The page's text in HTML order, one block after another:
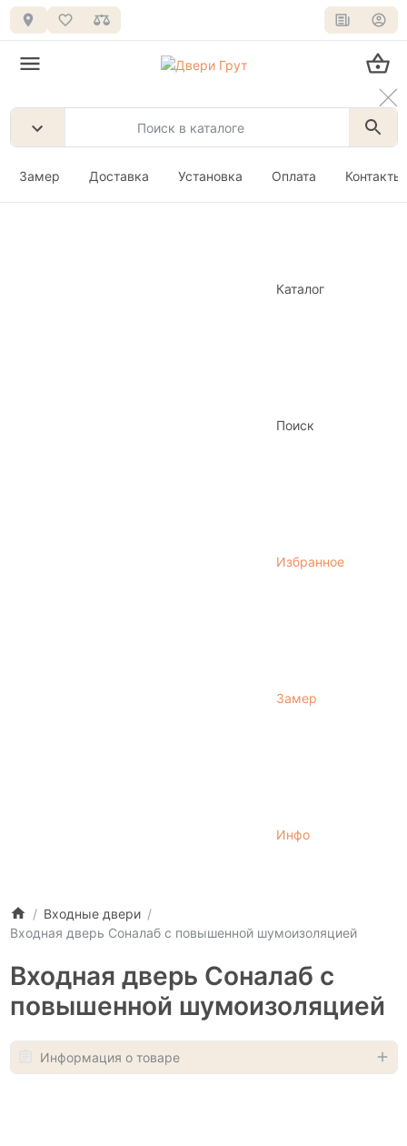
Замер Доставка Установка Оплата Контакты
Каталог
Поиск
Избранное
Замер
Инфо
Входные двери
Входная дверь Соналаб с повышенной шумоизоляцией
Входная дверь Соналаб с
повышенной шумоизоляцией
Информация о товаре